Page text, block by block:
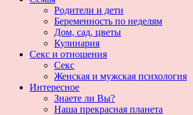
Родители и дети
Беременность по неделям
Дом, сад, цветы
Кулинария
Секс и отношения
Секс
Женская и мужская психология
Интересное
Знаете ли Вы?
Наша прекрасная планета